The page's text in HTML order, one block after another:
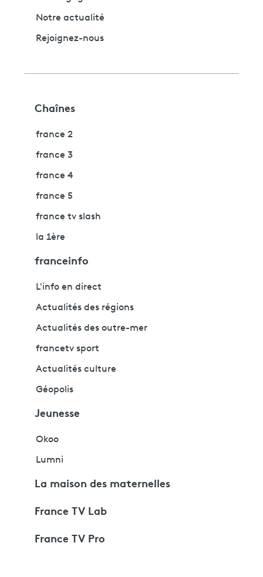
Notre actualité
Rejoignez-nous
Chaînes
france 2
france 3
france 4
france 5
france tv slash
la 1ère
franceinfo
L'info en direct
Actualités des régions
Actualités des outre-mer
francetv sport
Actualités culture
Géopolis
Jeunesse
Okoo
Lumni
La maison des maternelles
France TV Lab
France TV Pro